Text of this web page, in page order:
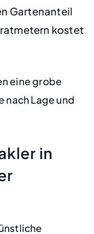
Gartenanteil
kostet
eine grobe
nach Lage und
in